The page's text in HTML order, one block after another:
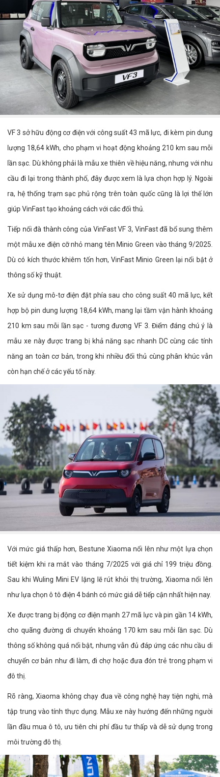
VF 3 sở hữu động cơ điện với công suất 43 mã lực, đi kèm pin dung
lượng 18,64 kWh, cho phạm vi hoạt động khoảng 210 km sau mỗi
lần sạc. Dù không phải là mẫu xe thiên về hiệu năng, nhưng với nhu
cầu đi lại trong thành phố, đây được xem là lựa chọn hợp lý. Ngoài
ra, hệ thống trạm sạc phủ rộng trên toàn quốc cũng là lợi thế lớn
giúp VinFast tạo khoảng cách với các đối thủ.
Tiếp nối đà thành công của VinFast VF 3, VinFast đã bổ sung thêm
một mẫu xe điện cỡ nhỏ mang tên Minio Green vào tháng 9/2025.
Dù có kích thước khiêm tốn hơn, VinFast Minio Green lại nổi bật ở
thông số kỹ thuật.
Xe sử dụng mô-tơ điện đặt phía sau cho công suất 40 mã lực, kết
hợp bộ pin dung lượng 18,64 kWh, mang lại tầm vận hành khoảng
210 km sau mỗi lần sạc - tương đương VF 3. Điểm đáng chú ý là
mẫu xe này được trang bị khả năng sạc nhanh DC cùng các tính
năng an toàn cơ bản, trong khi nhiều đối thủ cùng phân khúc vẫn
còn hạn chế ở các yếu tố này.
Với mức giá thấp hơn, Bestune Xiaoma nổi lên như một lựa chọn
tiết kiệm khi ra mắt vào tháng 7/2025 với giá chỉ 199 triệu đồng.
Sau khi Wuling Mini EV lặng lẽ rút khỏi thị trường, Xiaoma nổi lên
như lựa chọn ô tô điện 4 bánh có mức giá dễ tiếp cận nhất hiện nay.
Xe được trang bị động cơ điện mạnh 27 mã lực và pin gần 14 kWh,
cho quãng đường di chuyển khoảng 170 km sau mỗi lần sạc. Dù
thông số không quá nổi bật, nhưng vẫn đủ đáp ứng các nhu cầu di
chuyển cơ bản như đi làm, đi chợ hoặc đưa đón trẻ trong phạm vi
đô thị.
Rõ ràng, Xiaoma không chạy đua về công nghệ hay tiện nghi, mà
tập trung vào tính thực dụng. Mẫu xe này hướng đến những người
lần đầu mua ô tô, ưu tiên chi phí đầu tư thấp và dễ sử dụng trong
môi trường đô thị.